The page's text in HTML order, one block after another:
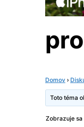
Domov ›
Toto téma
Zobrazuje